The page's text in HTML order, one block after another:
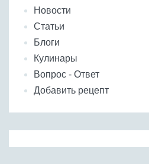
Новости
Статьи
Блоги
Кулинары
Вопрос - Ответ
Добавить рецепт